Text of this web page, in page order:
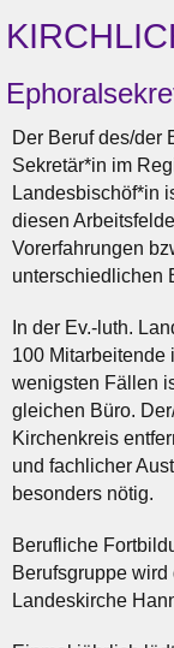
Der Beruf des/der
Sekretär*in im
Landesbischöf*in
diesen
Vorerfahrungen
unterschiedlichen
In der Ev.-luth.
100 Mitarbeitende
wenigsten Fällen
gleichen Büro.
Kirchenkreis
und fachlicher
besonders nötig.
Berufliche
Berufsgruppe
Landeskirche